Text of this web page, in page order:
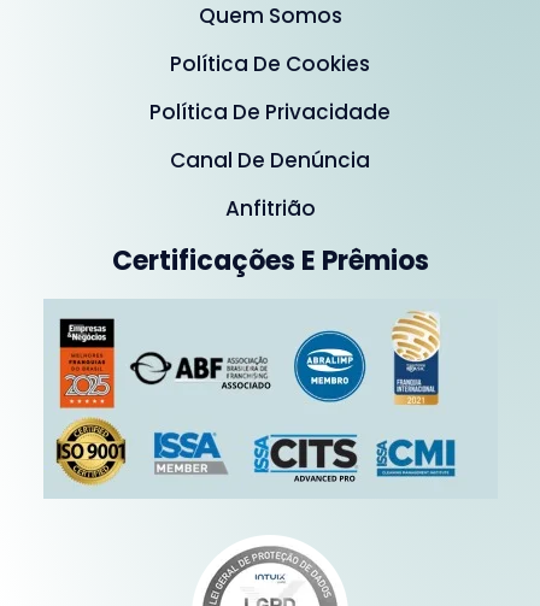
Quem Somos
Política De Cookies
Política De Privacidade
Canal De Denúncia
Anfitrião
Certificações E Prêmios